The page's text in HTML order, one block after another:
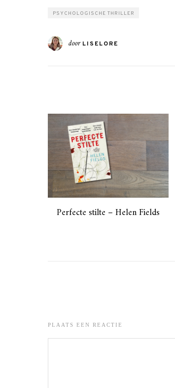
PSYCHOLOGISCHE THRILLER
door LISELORE
Perfecte stilte – Helen Fields
PLAATS EEN REACTIE